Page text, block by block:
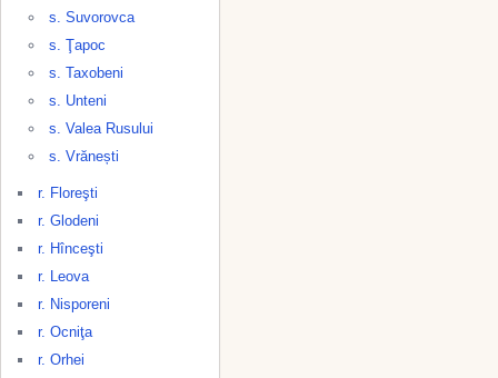
s. Suvorovca
s. Ţapoc
s. Taxobeni
s. Unteni
s. Valea Rusului
s. Vrănești
r. Floreşti
r. Glodeni
r. Hînceşti
r. Leova
r. Nisporeni
r. Ocniţa
r. Orhei